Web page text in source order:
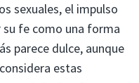
sexuales, el impulso
su fe como una forma
parece dulce, aunque
estas